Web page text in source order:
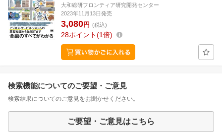
大和総研フロンティア研究開発センター
2023年11月13日発売
3,080円 (税込)
28ポイント 1倍
検索機能についてのご要望・ご意見
検索結果についてのご意見をお聞かせください。
ご要望・ご意見はこちら